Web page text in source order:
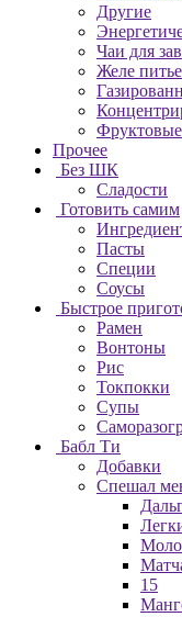
Другие
Чаи для
Желе
Прочее
Без ШК
Сладости
Готовить самим
Пасты
Специи
Соусы
Быстрое
Рамен
Вонтоны
Рис
Токпокки
Супы
Бабл Ти
Добавки
Спешал
15